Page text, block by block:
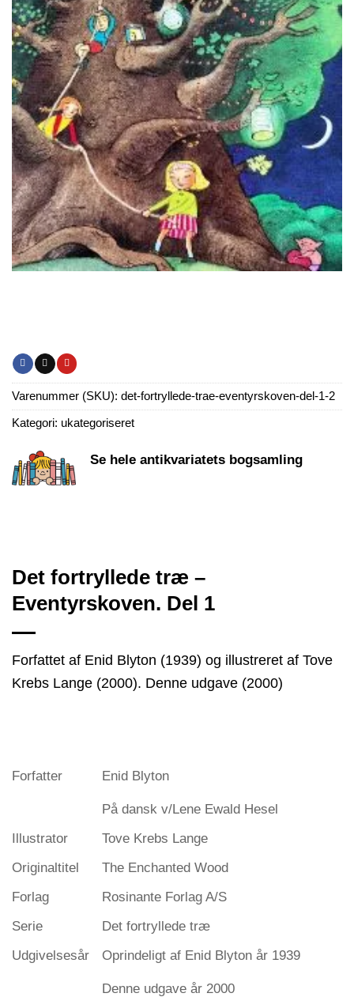
Varenummer (SKU): det-fortryllede-trae-eventyrskoven-del-1-2
Kategori: ukategoriseret
Se hele antikvariatets bogsamling
Det fortryllede træ –
Eventyrskoven. Del 1
Forfattet af Enid Blyton (1939) og illustreret af Tove
Krebs Lange (2000). Denne udgave (2000)
Forfatter Enid Blyton
På dansk v/Lene Ewald Hesel
Illustrator
Tove Krebs Lange
Originaltitel
The Enchanted Wood
Forlag
Rosinante Forlag A/S
Serie
Det fortryllede træ
Udgivelsesår
Oprindeligt af Enid Blyton år 1939
Denne udgave år 2000